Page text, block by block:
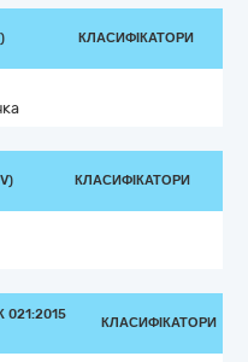
КЛАСИФІКАТОРИ
КЛАСИФІКАТОРИ
КЛАСИФІКАТОРИ